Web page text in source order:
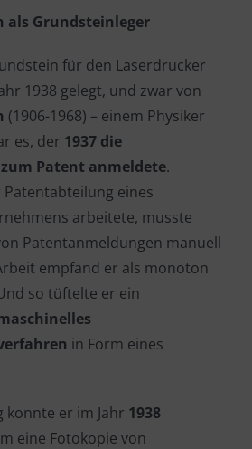
als Grundsteinleger
für den Laserdrucker
1938 gelegt, und zwar von
(1906-1968) – einem Physiker
es, der 1937 die
Patent anmeldete.
eines
arbeitete, musste
Patentanmeldungen manuell
empfand er als monoton
so tüftelte er ein
in Form eines
konnte er im Jahr 1938
eine Fotokopie von